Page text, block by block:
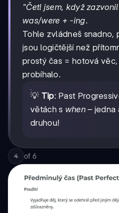
"Četl jsem, když
was/were + -ing.
Tohle zvládneš snadno,
jsou logičtější než
prostý čas = hotová
probíhalo.
💡 Tip: Past
větách s when– jedna
druhou!
4 of 6